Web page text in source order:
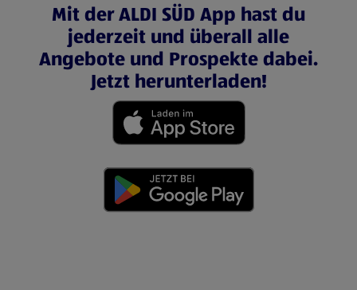
Mit der ALDI SÜD App hast du
jederzeit und überall alle
Angebote und Prospekte dabei.
Jetzt herunterladen!